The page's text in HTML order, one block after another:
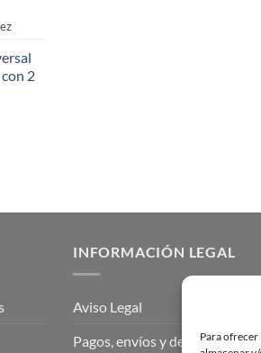
Para ofrecer
2
INFORMACIÓN LEGAL
Aviso Legal
Pagos, envíos y devoluciones